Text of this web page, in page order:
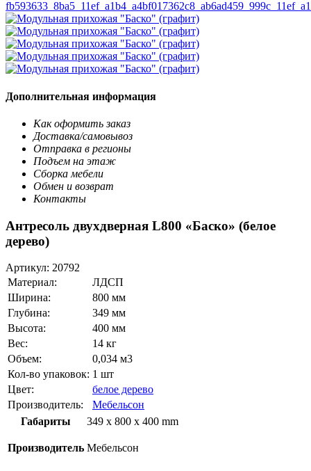
Дополнительная информация
Как оформить заказ
Доставка/самовывоз
Отправка в регионы
Подъем на этаж
Сборка мебели
Обмен и возврат
Контакты
Антресоль двухдверная L800 «Баско» (белое
дерево)
Артикул: 20792
Материал:
ЛДСП
Ширина:
800 мм
Глубина:
349 мм
Высота:
400 мм
Вес:
14 кг
Объем:
0,034 м3
Кол-во упаковок: 1 шт
Цвет:
белое дерево
Производитель:
Мебельсон
Габариты
349 x 800 x 400 mm
Производитель Мебельсон